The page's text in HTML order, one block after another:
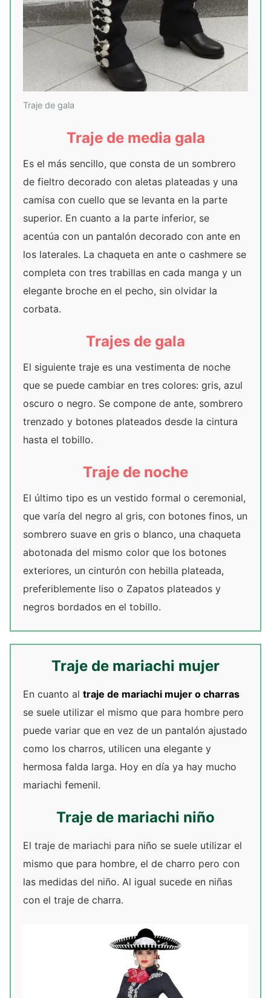
Traje de gala
Traje de media gala
Es el más sencillo, que consta de un sombrero
de fieltro decorado con aletas plateadas y una
camisa con cuello que se levanta en la parte
superior. En cuanto a la parte inferior, se
acentúa con un pantalón decorado con ante en
los laterales. La chaqueta en ante o cashmere se
completa con tres trabillas en cada manga y un
elegante broche en el pecho, sin olvidar la
corbata.
Trajes de gala
El siguiente traje es una vestimenta de noche
que se puede cambiar en tres colores: gris, azul
oscuro o negro. Se compone de ante, sombrero
trenzado y botones plateados desde la cintura
hasta el tobillo.
Traje de noche
El último tipo es un vestido formal o ceremonial,
que varía del negro al gris, con botones finos, un
sombrero suave en gris o blanco, una chaqueta
abotonada del mismo color que los botones
exteriores, un cinturón con hebilla plateada,
preferiblemente liso o Zapatos plateados y
negros bordados en el tobillo.
Traje de mariachi mujer
En cuanto al traje de mariachi mujer o charras
se suele utilizar el mismo que para hombre pero
puede variar que en vez de un pantalón ajustado
como los charros, utilicen una elegante y
hermosa falda larga. Hoy en día ya hay mucho
mariachi femenil.
Traje de mariachi niño
El traje de mariachi para niño se suele utilizar el
mismo que para hombre, el de charro pero con
las medidas del niño. Al igual sucede en niñas
con el traje de charra.